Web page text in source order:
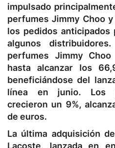
impulsado
perfumes Jimmy Choo
los pedidos anticipados
algunos
perfumes Jimmy
hasta alcanzar los
beneficiándose del
línea en junio. Los
crecieron un 9%,
de euros.
La última adquisición
Lacoste, lanzada en